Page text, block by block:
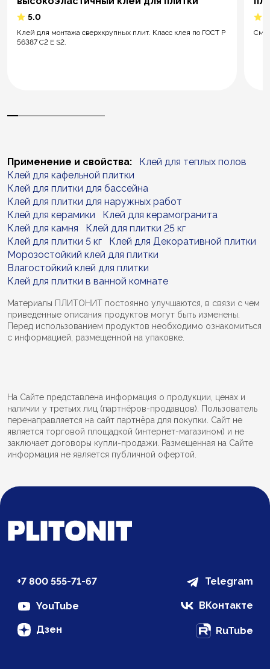
5.0
Клей для монтажа сверхкрупных плит. Класс клея по ГОСТ Р
56387 C2 E S2.
Применение и свойства:
Клей для теплых полов
Клей для кафельной плитки
Клей для плитки для бассейна
Клей для плитки для наружных работ
Клей для керамики
Клей для керамогранита
Клей для камня
Клей для плитки 25 кг
Клей для плитки 5 кг
Клей для Декоративной плитки
Морозостойкий клей для плитки
Влагостойкий клей для плитки
Клей для плитки в ванной комнате
Материалы ПЛИТОНИТ постоянно улучшаются, в связи с чем
приведенные описания продуктов могут быть изменены.
Перед использованием продуктов необходимо ознакомиться
с информацией, размещенной на упаковке.
На Сайте представлена информация о продукции, ценах и
наличии у третьих лиц (партнёров-продавцов). Пользователь
перенаправляется на сайт партнёра для покупки. Сайт не
является торговой площадкой (интернет-магазином) и не
заключает договоры купли-продажи. Размещенная на Сайте
информация не является публичной офертой.
+7 800 555-71-67 Telegram
YouTube ВКонтакте
Дзен RuTube